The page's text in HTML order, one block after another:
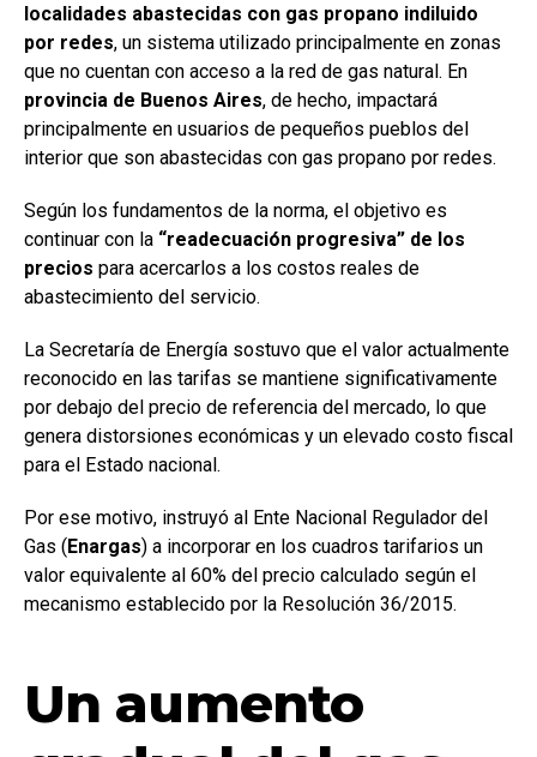
localidades abastecidas con gas propano indiluido
por redes, un sistema utilizado principalmente en zonas
que no cuentan con acceso a la red de gas natural. En
provincia de Buenos Aires, de hecho, impactará
principalmente en usuarios de pequeños pueblos del
interior que son abastecidas con gas propano por redes.
Según los fundamentos de la norma, el objetivo es
continuar con la “readecuación progresiva” de los
precios para acercarlos a los costos reales de
abastecimiento del servicio.
La Secretaría de Energía sostuvo que el valor actualmente
reconocido en las tarifas se mantiene significativamente
por debajo del precio de referencia del mercado, lo que
genera distorsiones económicas y un elevado costo fiscal
para el Estado nacional.
Por ese motivo, instruyó al Ente Nacional Regulador del
Gas (Enargas) a incorporar en los cuadros tarifarios un
valor equivalente al 60% del precio calculado según el
mecanismo establecido por la Resolución 36/2015.
Un aumento